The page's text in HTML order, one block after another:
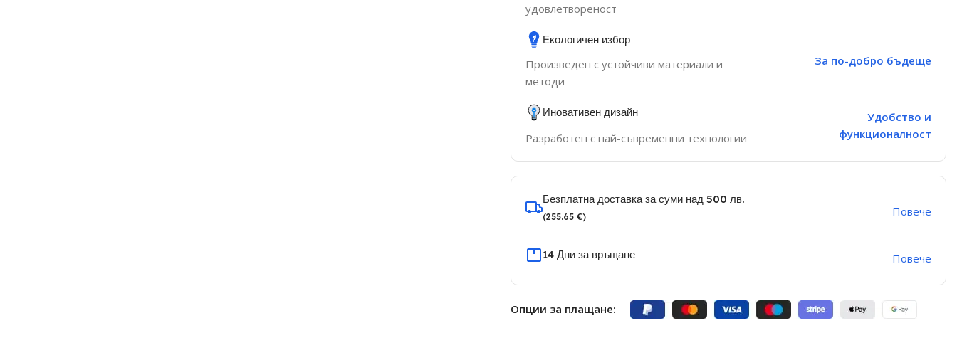
удовлетвореност
Екологичен избор
Произведен с устойчиви материали и
методи
За по-добро бъдеще
Иновативен дизайн
Разработен с най-съвременни технологии
Удобство и
функционалност
Безплатна доставка за суми над 500 лв.
(255.65 €) Повече
14 Дни за връщане Повече
Опции за плащане: